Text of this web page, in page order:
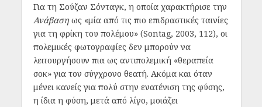
Για τη Σούζαν Σόνταγκ, η οποία χαρακτήρισε την
Ανάβασηως «μία από τις πιο επιδραστικές ταινίες
για τη φρίκη του πολέμου» (Sontag, 2003, 112), οι
πολεμικές φωτογραφίες δεν μπορούν να
λειτουργήσουν πια ως αντιπολεμική «θεραπεία
σοκ» για τον σύγχρονο θεατή. Ακόμα και όταν
μένει κανείς για πολύ στην ενατένιση της φύσης,
η ίδια η φύση, μετά από λίγο, μοιάζει